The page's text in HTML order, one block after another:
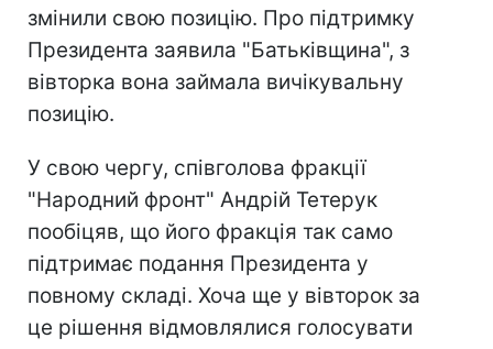
змінили свою позицію. Про підтримку
Президента заявила "Батьківщина", з
вівторка вона займала вичікувальну
позицію.
У свою чергу, співголова фракції
"Народний фронт" Андрій Тетерук
пообіцяв, що його фракція так само
підтримає подання Президента у
повному складі. Хоча ще у вівторок за
це рішення відмовлялися голосувати